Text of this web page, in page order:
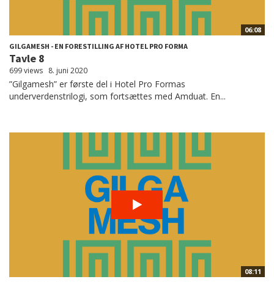
06:08
GILGAMESH - EN FORESTILLING AF HOTEL PRO FORMA
Tavle 8
699 views 8. juni 2020
”Gilgamesh” er første del i Hotel Pro Formas
underverdenstrilogi, som fortsættes med Amduat. En...
08:11